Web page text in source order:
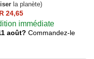
la planète)
24,65
immédiate
août? Commandez-le